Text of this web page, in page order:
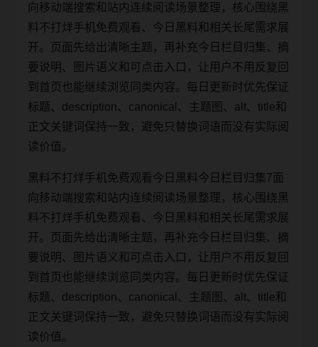
向移动端搜索和站内连续阅读场景整理，核心围绕黑
料不打烊手机免费观看、今日黑料和相关长尾需求展
开。页面先给出清晰主题，再补充今日栏目归集、摘
要说明、图片语义和可点击入口，让用户不用反复回
到首页也能继续浏览同类内容。每日更新时优先保证
标题、description、canonical、主题图、alt、title和
正文关键词保持一致，避免只替换词语而没有实际阅
读价值。
黑料不打烊手机免费观看今日黑料今日栏目归集7面
向移动端搜索和站内连续阅读场景整理，核心围绕黑
料不打烊手机免费观看、今日黑料和相关长尾需求展
开。页面先给出清晰主题，再补充今日栏目归集、摘
要说明、图片语义和可点击入口，让用户不用反复回
到首页也能继续浏览同类内容。每日更新时优先保证
标题、description、canonical、主题图、alt、title和
正文关键词保持一致，避免只替换词语而没有实际阅
读价值。